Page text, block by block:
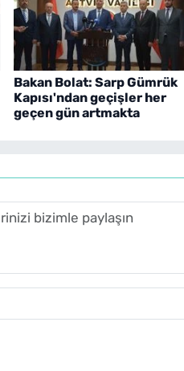
Bakan Bolat: Sarp Gümrük
Kapısı'ndan geçişler her
geçen gün artmakta